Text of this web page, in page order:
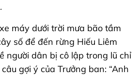
máy dưới trời mưa bão tầm
số để đến rừng Hiếu Liêm
người dân bị cô lập trong lũ chỉ
gợi ý của Trưởng ban: “Anh